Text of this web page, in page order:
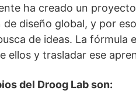
ha creado un
de diseño global, y por
de ideas. La fórmula
ellos y trasladar ese
del Droog Lab son: